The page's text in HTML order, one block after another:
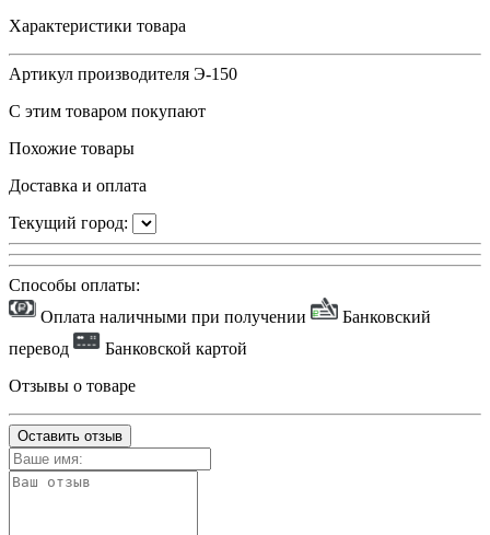
Характеристики товара
Артикул производителя Э-150
С этим товаром покупают
Похожие товары
Доставка и оплата
Текущий город:
Способы оплаты:
Оплата наличными при получении
Банковский
перевод
Банковской картой
Отзывы о товаре
Оставить отзыв